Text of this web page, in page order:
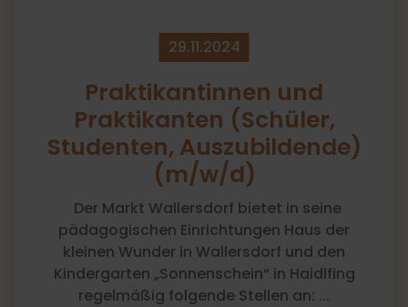
29.​11.​2024
Praktikantinnen und
Praktikanten (Schüler,
Studenten, Auszubildende)
(m/w/d)
Der Markt Wallersdorf bietet in seine
pädagogischen Einrichtungen Haus der
kleinen Wunder in Wallersdorf und den
Kindergarten „Sonnenschein“ in Haidlfing
regelmäßig folgende Stellen an: ...